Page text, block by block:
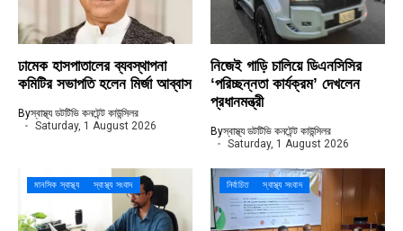
ঢামেক হাসপাতালের ব্যবস্থাপনা
কমিটির সভাপতি হলেন মির্জা আব্বাস
Byস্বাস্থ্য ডটটিভি কনটেন্ট কাউন্সিলর
Saturday, 1 August 2026
নিজেই গাড়ি চালিয়ে ডিএনসিসির
‘পরিচ্ছন্নতা কার্যক্রম’ দেখলেন
প্রধানমন্ত্রী
Byস্বাস্থ্য ডটটিভি কনটেন্ট কাউন্সিলর
Saturday, 1 August 2026
মানসিক স্বাস্থ্য স্বাস্থ্য সংবাদ নির্বাচিত স্বাস্থ্য সংবাদ